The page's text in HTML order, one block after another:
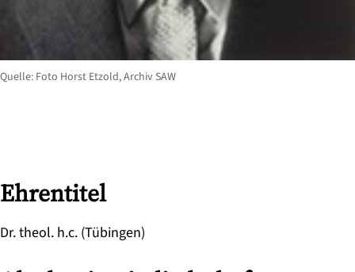
Ehrentitel
Dr. theol. h.c. (Tübingen)
Quelle: Foto Horst Etzold, Archiv SAW